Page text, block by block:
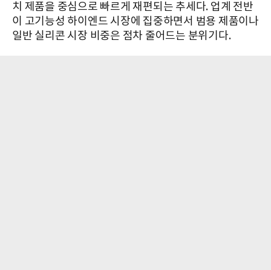
치 제품을 중심으로 빠르게 재편되는 추세다. 업계 전반
이 고기능성 하이엔드 시장에 집중하면서 범용 제품이나
일반 실리콘 시장 비중은 점차 줄어드는 분위기다.